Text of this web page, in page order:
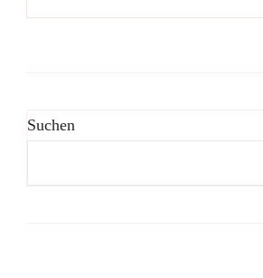
Suchen